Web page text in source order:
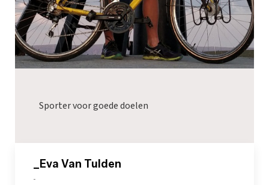
Sporter voor goede doelen
_Eva Van Tulden
-